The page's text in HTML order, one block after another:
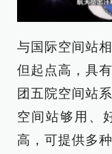
与国际空间站
但起点高，具
团五院空间站
空间站够用、
高，可提供多